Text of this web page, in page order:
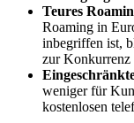
Teures
Roaming in
inbegriffen ist,
zur Konkurrenz
weniger für
kostenlosen